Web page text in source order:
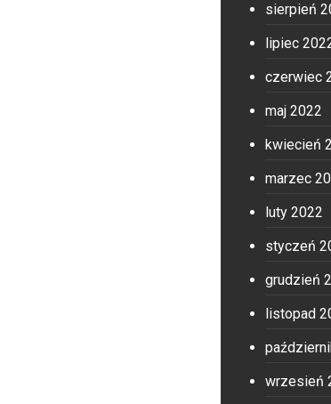
sierpień
lipiec
czerwiec
maj 2022
kwiecień
marzec
luty 2022
styczeń
grudzień
listopad
wrzesień